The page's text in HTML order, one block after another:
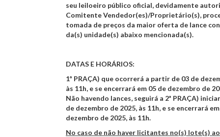
seu leiloeiro público oficial, devidamente
Comitente Vendedor(es)/Proprietário(s),
tomada de preços da maior oferta de lance
da(s) unidade(s) abaixo mencionada(s).
DATAS E HORÁRIOS:
1ª PRAÇA) que ocorrerá a partir de 03 de
às 11h, e se encerrará em 05 de dezembro de
Não havendo lances, seguirá a 2ª PRAÇA)
de dezembro de 2025, às 11h, e se encerrará
dezembro de 2025, às 11h.
No caso de não haver licitantes no(s) lote(s)